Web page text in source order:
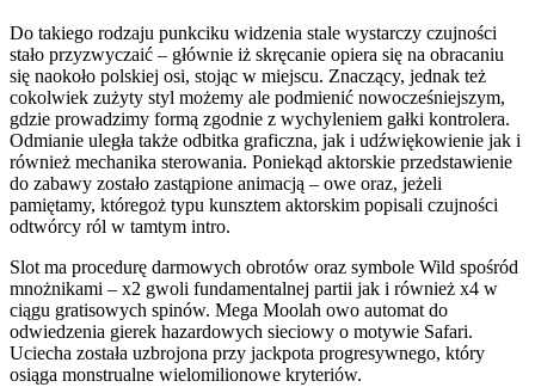
Do takiego rodzaju punkciku widzenia stale wystarczy czujności
stało przyzwyczaić – głównie iż skręcanie opiera się na obracaniu
się naokoło polskiej osi, stojąc w miejscu. Znaczący, jednak też
cokolwiek zużyty styl możemy ale podmienić nowocześniejszym,
gdzie prowadzimy formą zgodnie z wychyleniem gałki kontrolera.
Odmianie uległa także odbitka graficzna, jak i udźwiękowienie jak i
również mechanika sterowania. Poniekąd aktorskie przedstawienie
do zabawy zostało zastąpione animacją – owe oraz, jeżeli
pamiętamy, któregoż typu kunsztem aktorskim popisali czujności
odtwórcy ról w tamtym intro.
Slot ma procedurę darmowych obrotów oraz symbole Wild spośród
mnożnikami – x2 gwoli fundamentalnej partii jak i również x4 w
ciągu gratisowych spinów. Mega Moolah owo automat do
odwiedzenia gierek hazardowych sieciowy o motywie Safari.
Uciecha została uzbrojona przy jackpota progresywnego, który
osiąga monstrualne wielomilionowe kryteriów.